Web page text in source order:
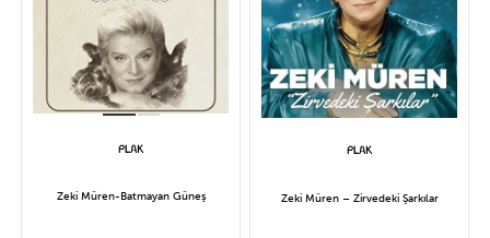
Zeki Müren-Batmayan Güneş Zeki Müren – Zirvedeki Şarkılar